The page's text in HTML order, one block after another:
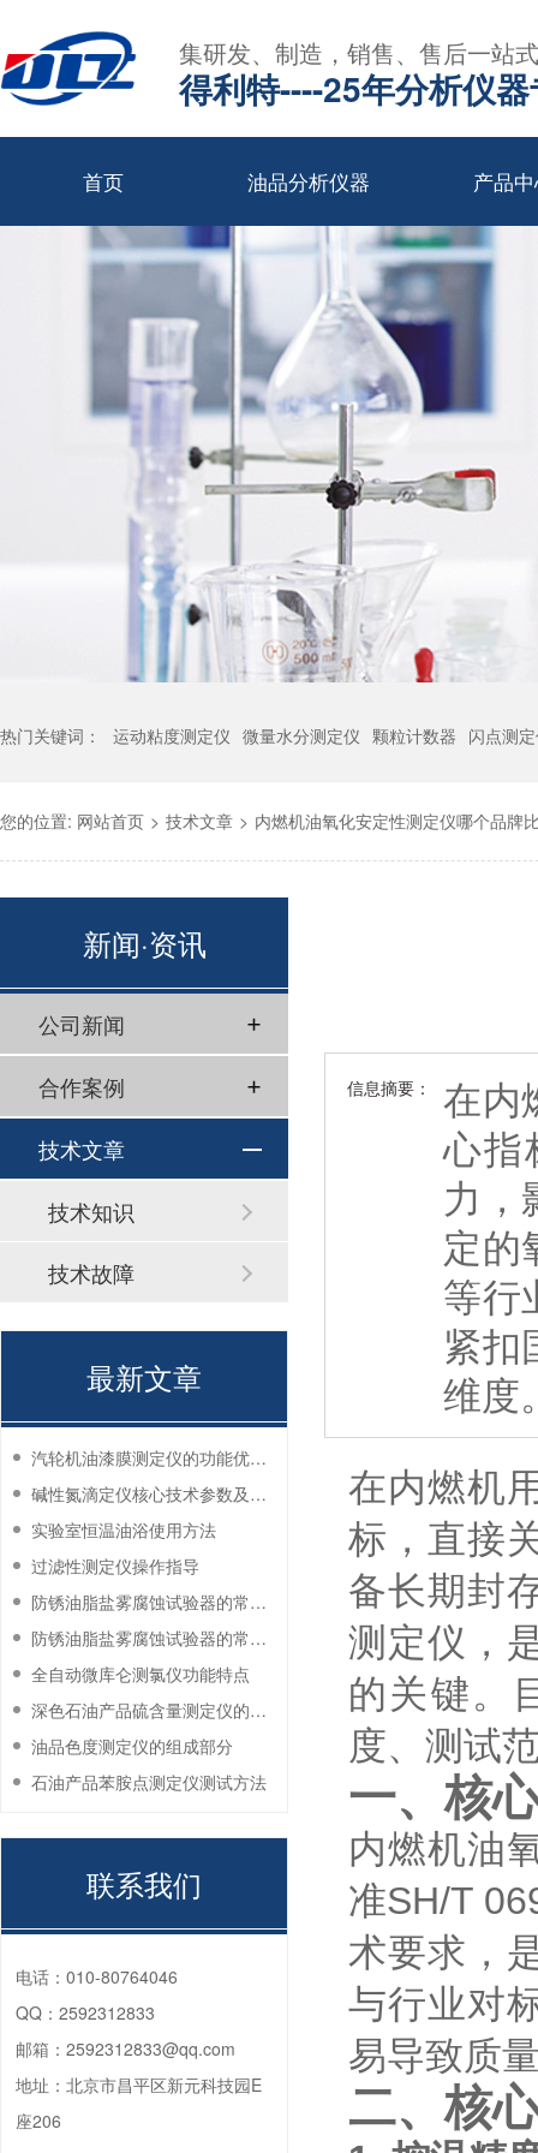
集研发、制造，销售、售后一站
得利特----25年分析仪
首页 油品分析仪器 产品
热门关键词： 运动粘度测定仪 微量水分测定仪 颗粒计数器 闪点测
您的位置: 网站首页 > 技术文章 > 内燃机油氧化安定性测定仪哪个品牌
信息摘要：
在内
心指
力，
定的
等行
紧扣
维度
在内燃机
标，直接
备长期封
测定仪，
的关键。
度、测试
一、核
内燃机油
准SH/T
术要求，
与行业对
易导致质
二、核
新闻·资讯
公司新闻
合作案例
技术文章
技术知识
技术故障
最新文章
汽轮机油漆膜测定仪的功能优势有哪些？
碱性氮滴定仪核心技术参数及应用说明
实验室恒温油浴使用方法
过滤性测定仪操作指导
防锈油脂盐雾腐蚀试验器的常见故障与解决方法
防锈油脂盐雾腐蚀试验器的常见故障与解决方法
全自动微库仑测氯仪功能特点
深色石油产品硫含量测定仪的工作环境要求
油品色度测定仪的组成部分
石油产品苯胺点测定仪测试方法
联系我们
电话： 010-80764046
QQ： 2592312833
邮箱： 2592312833@qq.com
地址： 北京市昌平区新元科技园E
座206